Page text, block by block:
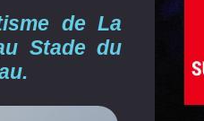
de La
Stade du